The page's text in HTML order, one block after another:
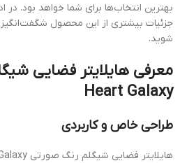
بهترین انتخاب‌ها برای شما خواهد بود. در
جزئیات بیشتری از این محصول شگفت‌انگیز
شوید.
معرفی هایلایتر فضایی
Heart Galaxy
طراحی خاص و کاربردی